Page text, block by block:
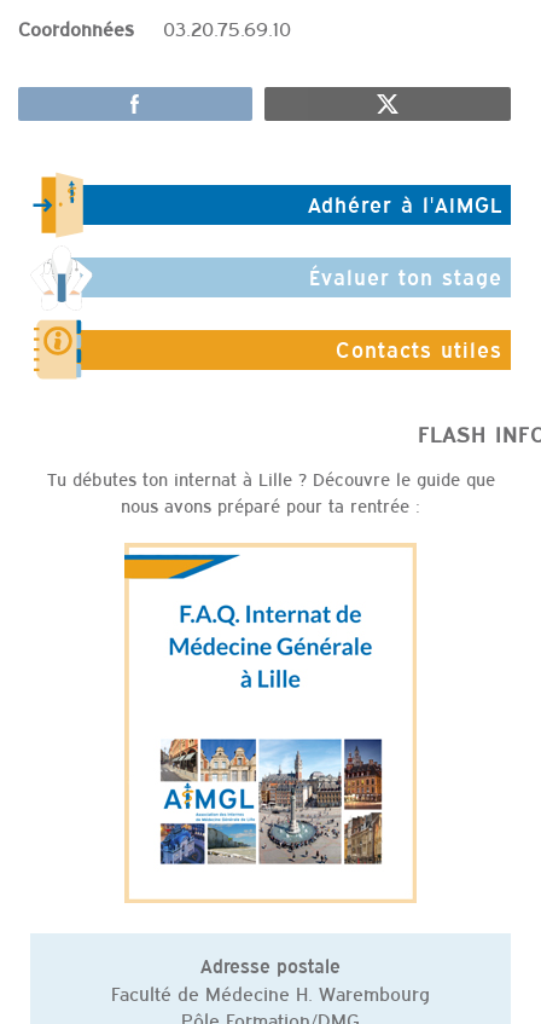
Coordonnées 03.20.75.69.10
Adhérer à l'AIMGL
Évaluer ton stage
Contacts utiles
FLASH
Tu débutes ton internat à Lille ? Découvre le guide que
nous avons préparé pour ta rentrée :
Adresse postale
Faculté de Médecine H. Warembourg
Pôle Formation/DMG